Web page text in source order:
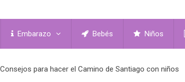
Embarazo Bebés Niños
Consejos para hacer el Camino de Santiago con niños